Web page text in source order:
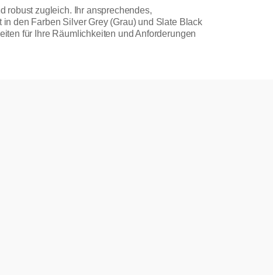
robust zugleich. Ihr ansprechendes,
den Farben Silver Grey (Grau) und Slate Black
für Ihre Räumlichkeiten und Anforderungen